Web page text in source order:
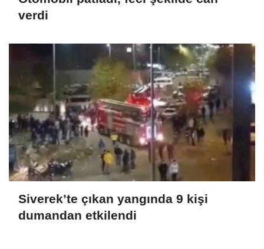
verdi
Siverek’te çıkan yangında 9 kişi
dumandan etkilendi